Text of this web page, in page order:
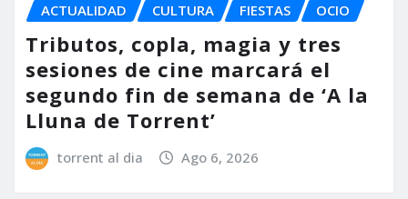
ACTUALIDAD CULTURA FIESTAS OCIO
Tributos, copla, magia y tres
sesiones de cine marcará el
segundo fin de semana de ‘A la
Lluna de Torrent’
torrent al dia Ago 6, 2026